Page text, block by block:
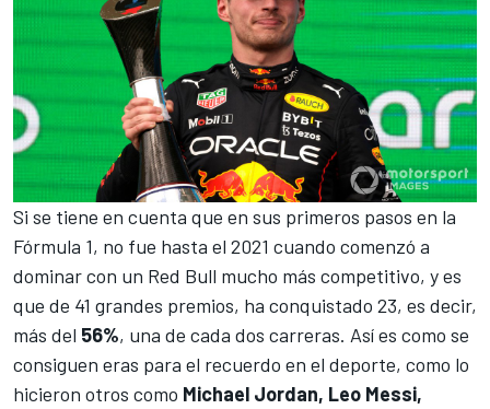
Si se tiene en cuenta que en sus primeros pasos en la
Fórmula 1, no fue hasta el 2021 cuando comenzó a
dominar con un Red Bull mucho más competitivo, y es
que de 41 grandes premios, ha conquistado 23, es decir,
más del 56%, una de cada dos carreras. Así es como se
consiguen eras para el recuerdo en el deporte, como lo
hicieron otros como Michael Jordan, Leo Messi,